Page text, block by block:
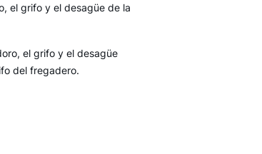
el grifo y el desagüe de la
el grifo y el desagüe
del fregadero.